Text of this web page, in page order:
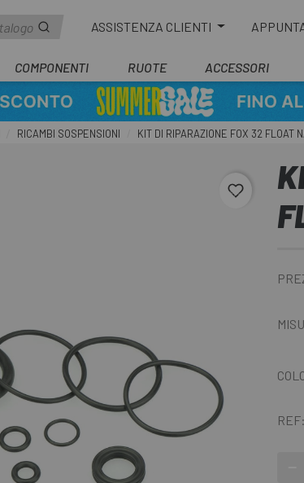
ASSISTENZA CLIENTI
COMPONENTI RUOTE ACCESSORI
RICAMBI SOSPENSIONI KIT DI RIPARAZIONE FOX 32 FLOAT
REF: